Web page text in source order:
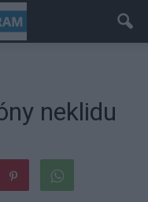
neklidu